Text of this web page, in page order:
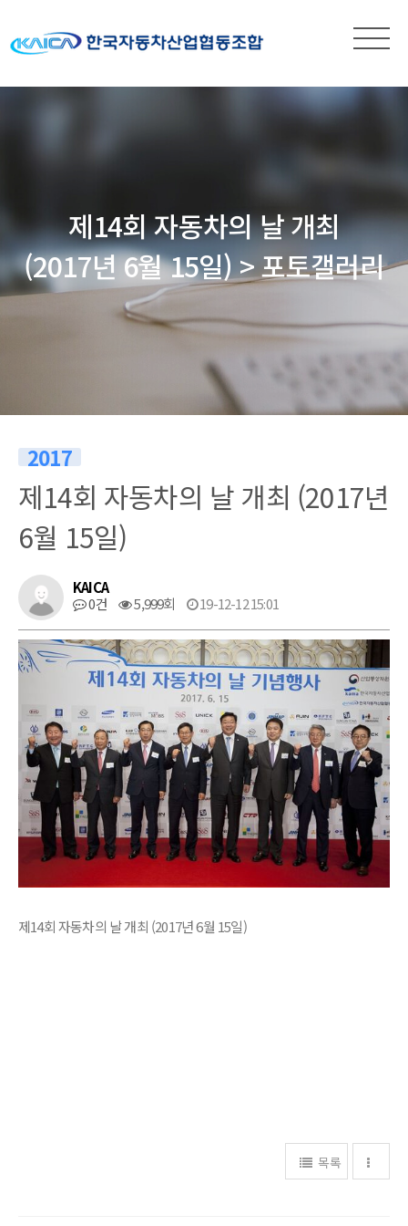
제14회 자동차의 날 개최
(2017년 6월 15일) > 포토갤러리
2017
제14회 자동차의 날 개최 (2017년
6월 15일)
KAICA
0건
5,999회 19-12-12 15:01
제14회 자동차의 날 개최 (2017년 6월 15일)
목록